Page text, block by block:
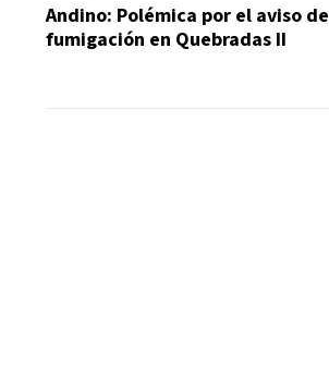
Andino: Polémica por el aviso de
fumigación en Quebradas II